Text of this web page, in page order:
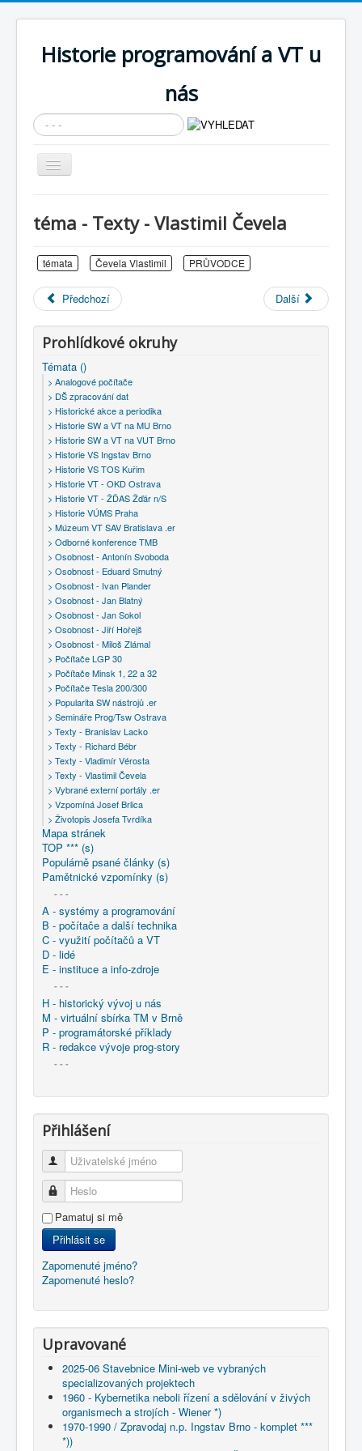
Historie programování a VT u
nás
Vyhledávání...
Přepnout
navigaci
Cíle expozice
PRŮVODCE EXPOZICÍ
Současnost SW a IT
KNIHOVNA
Historické počítače
COBOL
O nás
Úvod Témata ()
téma - Texty - Vlastimil Čevela
témata Čevela Vlastimil PRŮVODCE
Předchozí Další
Prohlídkové okruhy
Témata ()
> Analogové počítače
> DŠ zpracování dat
> Historické akce a periodika
> Historie SW a VT na MU Brno
> Historie SW a VT na VUT Brno
> Historie VS Ingstav Brno
> Historie VS TOS Kuřim
> Historie VT - OKD Ostrava
> Historie VT - ŽĎAS Žďár n/S
> Historie VÚMS Praha
> Múzeum VT SAV Bratislava .er
> Odborné konference TMB
> Osobnost - Antonín Svoboda
> Osobnost - Eduard Smutný
> Osobnost - Ivan Plander
> Osobnost - Jan Blatný
> Osobnost - Jan Sokol
> Osobnost - Jiří Hořejš
> Osobnost - Miloš Zlámal
> Počítače LGP 30
> Počítače Minsk 1, 22 a 32
> Počítače Tesla 200/300
> Popularita SW nástrojů .er
> Semináře Prog/Tsw Ostrava
> Texty - Branislav Lacko
> Texty - Richard Bébr
> Texty - Vladimír Vérosta
> Texty - Vlastimil Čevela
> Vybrané externí portály .er
> Vzpomíná Josef Brlica
> Životopis Josefa Tvrdíka
Mapa stránek
TOP *** (s)
Populárně psané články (s)
Pamětnické vzpomínky (s)
- - -
A - systémy a programování
B - počítače a další technika
C - využití počítačů a VT
D - lidé
E - instituce a info-zdroje
- - -
H - historický vývoj u nás
M - virtuální sbírka TM v Brně
P - programátorské příklady
R - redakce vývoje prog-story
- - -
Přihlášení
Uživatelské jméno
Heslo
Pamatuj si mě
Přihlásit se
Zapomenuté jméno?
Zapomenuté heslo?
Upravované
2025-06 Stavebnice Mini-web ve vybraných
specializovaných projektech
1960 - Kybernetika neboli řízení a sdělování v živých
organismech a strojích - Wiener *)
1970-1990 / Zpravodaj n.p. Ingstav Brno - komplet ***
*))